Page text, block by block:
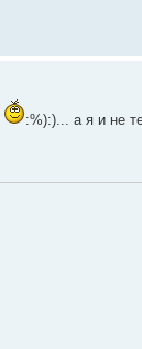
:%):)... а я и не